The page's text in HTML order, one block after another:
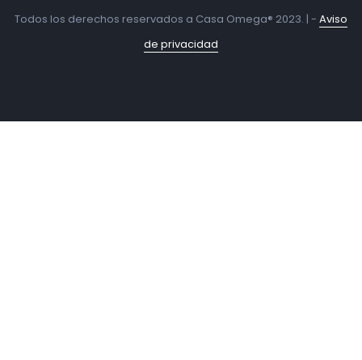
Todos los derechos reservados a Casa Omega® 2023. | - Aviso
de privacidad